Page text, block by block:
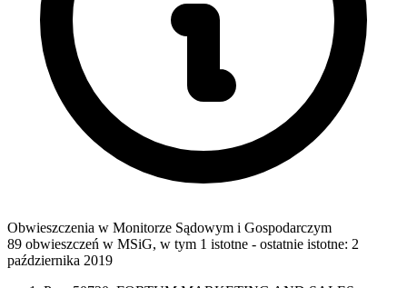
Obwieszczenia w Monitorze Sądowym i Gospodarczym
89 obwieszczeń w MSiG, w tym 1 istotne - ostatnie istotne: 2
października 2019